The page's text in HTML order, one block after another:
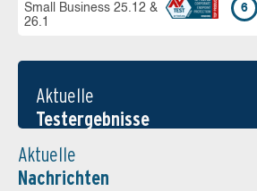
Small Business 25.12 &
26.1
6
Aktuelle
Testergebnisse
Aktuelle
Nachrichten